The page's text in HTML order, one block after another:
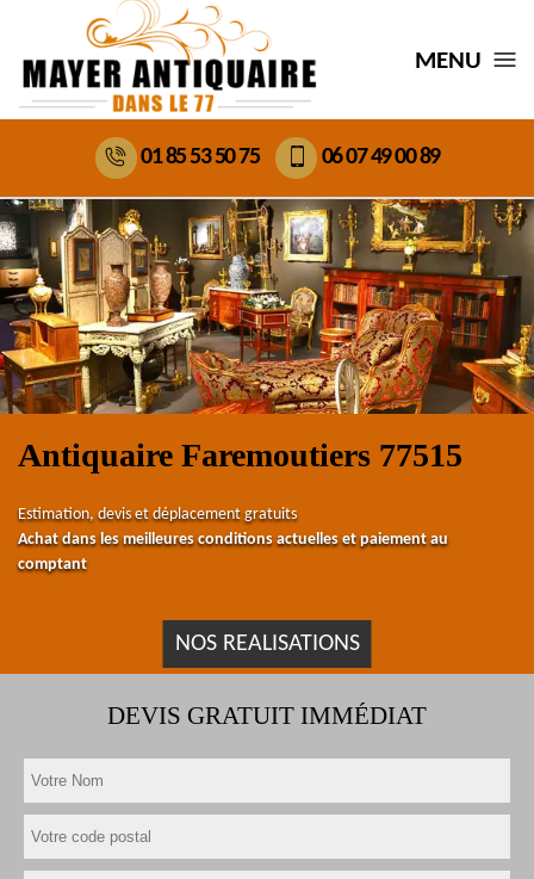
MENU
01 85 53 50 75 06 07 49 00 89
Antiquaire Faremoutiers 77515
Estimation, devis et déplacement gratuits
Achat dans les meilleures conditions actuelles et paiement au
comptant
NOS REALISATIONS
DEVIS GRATUIT IMMÉDIAT